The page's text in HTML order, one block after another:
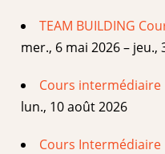
TEAM BUILDING
mer., 6 mai 2026 – jeu.,
Cours intermédiaire
lun., 10 août 2026
Cours Intermédiaire